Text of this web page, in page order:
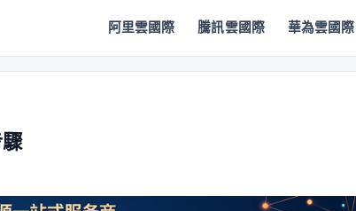
阿里雲國際 騰訊雲國際 華為雲國際